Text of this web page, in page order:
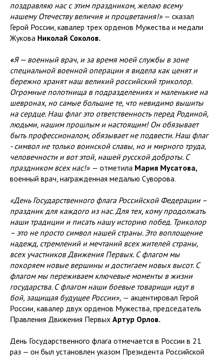
поздравляю нас с этим праздником, желаю всему
нашему Отечеству величия и процветания!» — сказал
Герой России, кавалер трех орденов Мужества и медали
Жукова Николай Соколов.
«Я — военный врач, и за время моей службы в зоне
специальной военной операции я видела как ценят и
бережно хранят наш великий российский триколор.
Огромные полотнища в подразделениях и маленькие на
шевронах, но самые большие те, что невидимо вышиты
на сердце. Наш флаг это ответственность перед Родиной,
людьми, нашим прошлым и настоящим! Он обязывает
быть профессионалом, обязывает не подвести. Наш флаг
- символ не только воинской славы, но и мирного труда,
человечности и вот этой, нашей русской доброты. С
праздником всех нас!» — отметила Мария Мусатова,
военный врач, награжденная медалью Суворова.
«День Государственного флага Российской Федерации –
праздник для каждого из нас. Для тех, кому продолжать
наши традиции и писать нашу историю побед. Триколор
– это не просто символ нашей страны. Это воплощение
надежд, стремлений и мечтаний всех жителей страны,
всех участников Движения Первых. С флагом мы
покоряем новые вершины и достигаем новых высот. С
флагом мы переживаем ключевые моменты в жизни
государства. С флагом наши боевые товарищи идут в
бой, защищая будущее России», — акцентировал Герой
России, кавалер двух орденов Мужества, председатель
Правления Движения Первых Артур Орлов.
День Государственного флага отмечается в России в 21
раз — он был установлен указом Президента Российской